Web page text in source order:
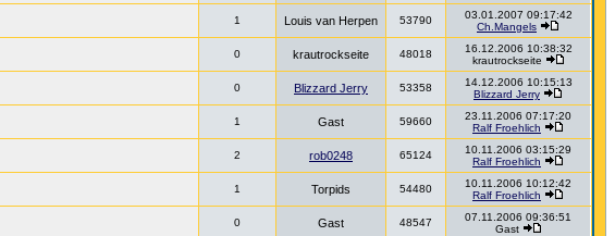
1 Louis van Herpen 53790
03.01.2007 09:17:42
Ch.Mangels
0 krautrockseite 48018
16.12.2006 10:38:32
krautrockseite
0 Blizzard Jerry 53358
14.12.2006 10:15:13
Blizzard Jerry
1 Gast 59660
23.11.2006 07:17:20
Ralf Froehlich
2 rob0248 65124
10.11.2006 03:15:29
Ralf Froehlich
1 Torpids 54480
10.11.2006 10:12:42
Ralf Froehlich
0 Gast 48547
07.11.2006 09:36:51
Gast